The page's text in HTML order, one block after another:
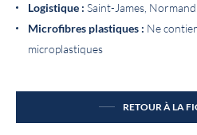
Logistique : Saint-James,
Microfibres plastiques : Ne
microplastiques
RETOUR À LA